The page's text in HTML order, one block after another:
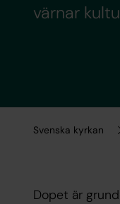
Svenska kyrkan
värnar
Dopet är